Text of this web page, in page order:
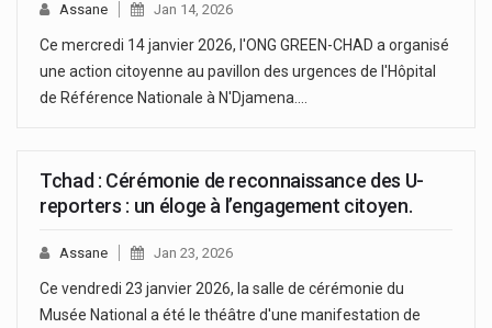
Assane Jan 14, 2026
Ce mercredi 14 janvier 2026, l'ONG GREEN-CHAD a organisé
une action citoyenne au pavillon des urgences de l'Hôpital
de Référence Nationale à N'Djamena.…
Tchad : Cérémonie de reconnaissance des U-
reporters : un éloge à l’engagement citoyen.
Assane Jan 23, 2026
Ce vendredi 23 janvier 2026, la salle de cérémonie du
Musée National a été le théâtre d'une manifestation de